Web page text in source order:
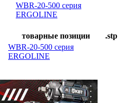
WBR-20-500 серия
ERGOLINE
товарные позиции
.stp
WBR-20-500 серия
ERGOLINE